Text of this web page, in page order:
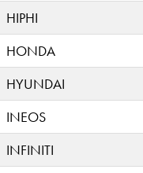
HIPHI
HONDA
HYUNDAI
INEOS
INFINITI